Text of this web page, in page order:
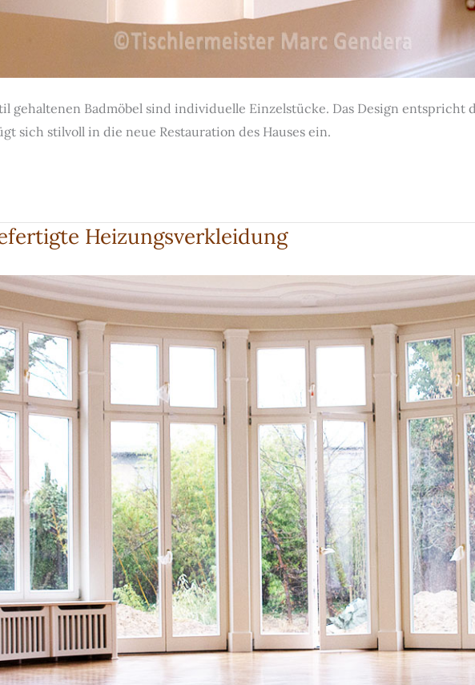
gehaltenen Badmöbel sind individuelle Einzelstücke. Das Design
sich stilvoll in die neue Restauration des Hauses ein.
Heizungsverkleidung